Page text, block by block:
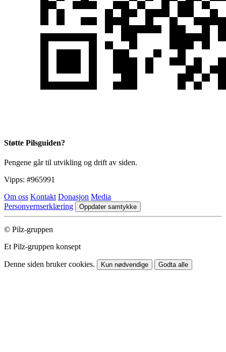
Støtte Pilsguiden?
Pengene går til utvikling og drift av siden.
Vipps: #965991
Om oss Kontakt Donasjon Media
Personvernserklæring
Oppdater samtykke
© Pilz-gruppen
Et Pilz-gruppen konsept
Denne siden bruker cookies. Kun nødvendige Godta alle